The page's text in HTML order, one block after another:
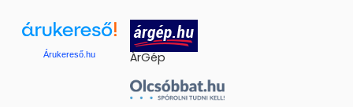
Árukereső.hu ÁrGép